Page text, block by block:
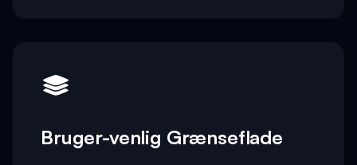
Bruger-venlig Grænseflade